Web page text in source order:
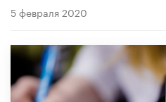
5 февраля 2020